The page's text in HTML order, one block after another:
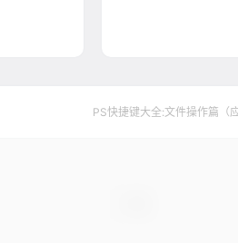
PS快捷键大全:文件操作篇（